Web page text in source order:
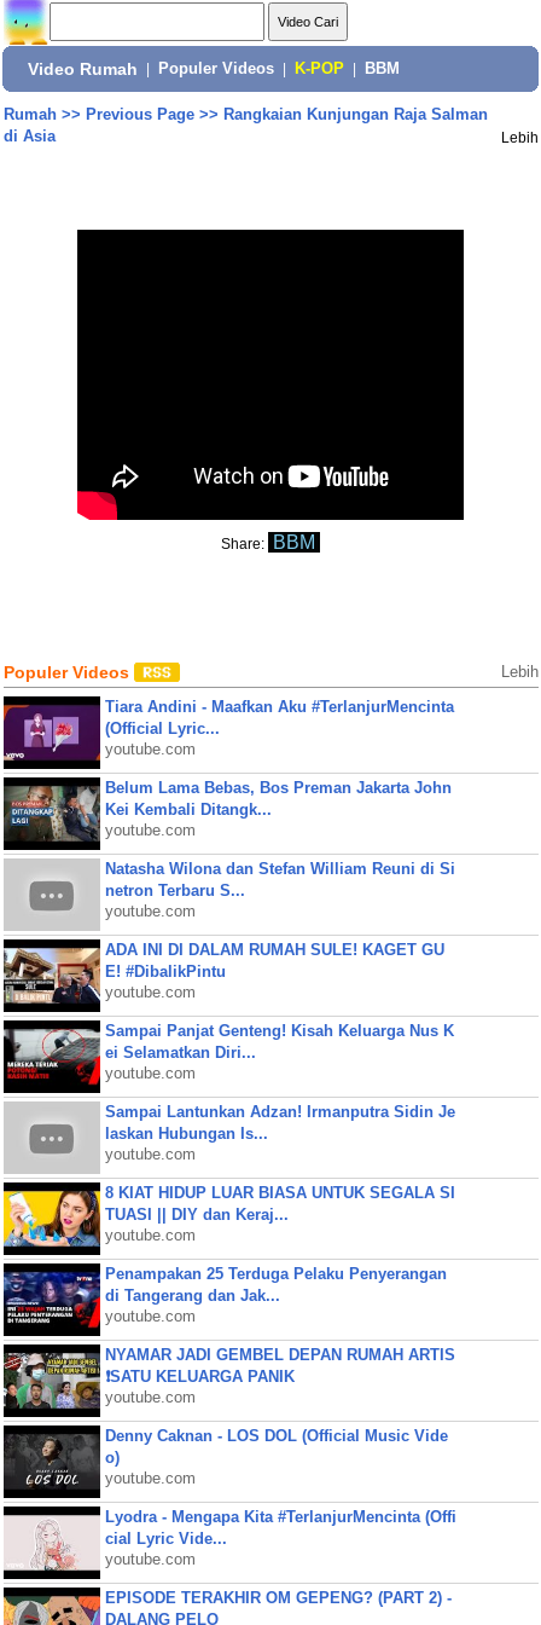
Video Rumah Populer Videos K-POP BBM
Rumah>> Previous Page>> Rangkaian Kunjungan Raja Salman
di Asia
Lebih
Share: BBM
Populer Videos Lebih
Tiara Andini - Maafkan Aku #TerlanjurMencinta
(Official Lyric...
youtube.com
Belum Lama Bebas, Bos Preman Jakarta John
Kei Kembali Ditangk...
youtube.com
Natasha Wilona dan Stefan William Reuni di Si
netron Terbaru S...
youtube.com
ADA INI DI DALAM RUMAH SULE! KAGET GU
E! #DibalikPintu
youtube.com
Sampai Panjat Genteng! Kisah Keluarga Nus K
ei Selamatkan Diri...
youtube.com
Sampai Lantunkan Adzan! Irmanputra Sidin Je
laskan Hubungan Is...
youtube.com
8 KIAT HIDUP LUAR BIASA UNTUK SEGALA SI
TUASI || DIY dan Keraj...
youtube.com
Penampakan 25 Terduga Pelaku Penyerangan
di Tangerang dan Jak...
youtube.com
NYAMAR JADI GEMBEL DEPAN RUMAH ARTIS
❗SATU KELUARGA PANIK
youtube.com
Denny Caknan - LOS DOL (Official Music Vide
o)
youtube.com
Lyodra - Mengapa Kita #TerlanjurMencinta (Offi
cial Lyric Vide...
youtube.com
EPISODE TERAKHIR OM GEPENG? (PART 2) -
DALANG PELO